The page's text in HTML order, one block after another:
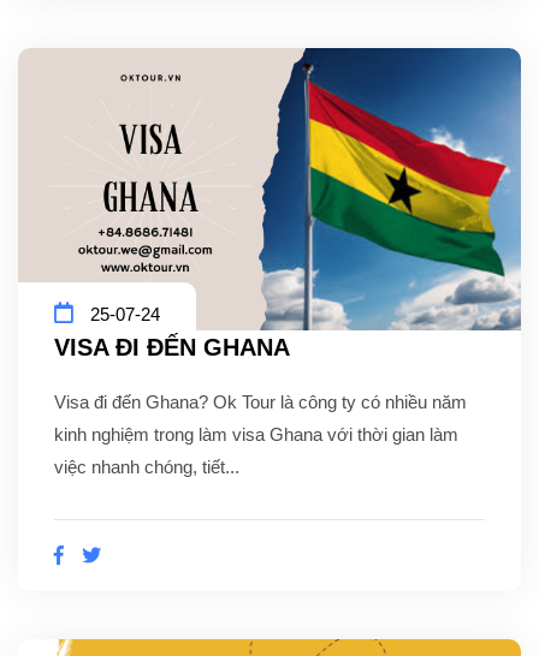
25-07-24
VISA ĐI ĐẾN GHANA
Visa đi đến Ghana? Ok Tour là công ty có nhiều năm
kinh nghiệm trong làm visa Ghana với thời gian làm
việc nhanh chóng, tiết...